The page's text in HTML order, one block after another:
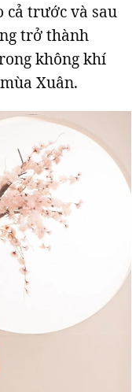
cả trước và sau
trở thành
không khí
Xuân.